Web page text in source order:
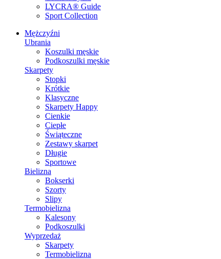
LYCRA® Guide
Sport Сollection
Mężczyźni
Ubrania
Koszulki męskie
Podkoszulki męskie
Skarpety
Stopki
Krótkie
Klasyczne
Skarpety Happy
Cienkie
Ciepłe
Świąteczne
Zestawy skarpet
Długie
Sportowe
Bielizna
Bokserki
Szorty
Slipy
Termobielizna
Kalesony
Podkoszulki
Wyprzedaż
Skarpety
Termobielizna